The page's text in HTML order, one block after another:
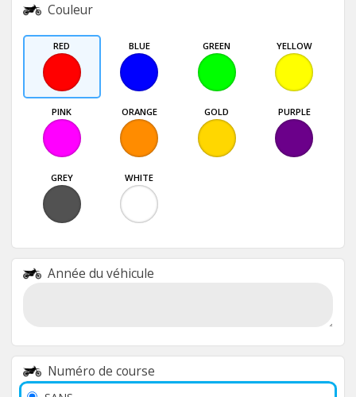
Couleur
RED BLUE GREEN YELLOW
PINK ORANGE GOLD PURPLE
GREY WHITE
Année du véhicule
Numéro de course